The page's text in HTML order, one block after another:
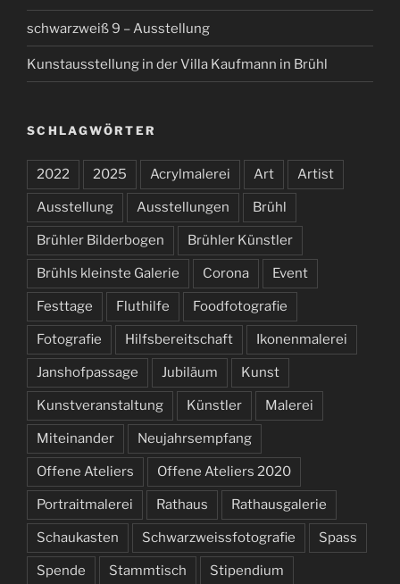
schwarzweiß 9 – Ausstellung
Kunstausstellung in der Villa Kaufmann in Brühl
SCHLAGWÖRTER
2022 2025 Acrylmalerei Art Artist
Ausstellung Ausstellungen Brühl
Brühler Bilderbogen Brühler Künstler
Brühls kleinste Galerie Corona Event
Festtage Fluthilfe Foodfotografie
Fotografie Hilfsbereitschaft Ikonenmalerei
Janshofpassage Jubiläum Kunst
Kunstveranstaltung Künstler Malerei
Miteinander Neujahrsempfang
Offene Ateliers Offene Ateliers 2020
Portraitmalerei Rathaus Rathausgalerie
Schaukasten Schwarzweissfotografie Spass
Spende Stammtisch Stipendium